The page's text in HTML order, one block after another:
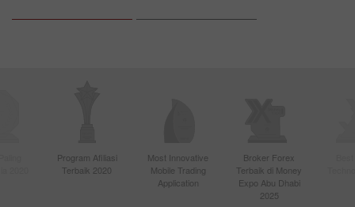
Program Afiliasi
Terbaik 2020
Most Innovative
Mobile Trading
Application
Broker Forex
Terbaik di Money
Expo Abu Dhabi
2025